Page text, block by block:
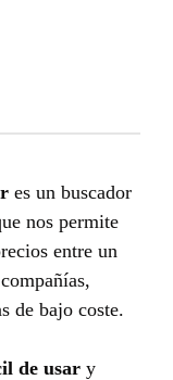
es un buscador
nos permite
entre un
de bajo coste.
de usar y